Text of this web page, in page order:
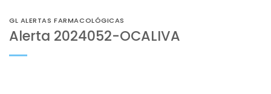
GL ALERTAS FARMACOLÓGICAS
Alerta 2024052-OCALIVA